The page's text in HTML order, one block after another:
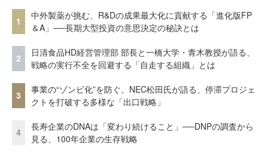
1
中外製薬が挑む、R&Dの成果最大化に貢献する「進化版FP
＆A」──長期大型投資の意思決定の秘訣とは
2
日清食品HD経営管理部 部長と一橋大学・青木教授が語る、
戦略の実行不全を回避する「自走する組織」とは
3
事業の“ゾンビ化”を防ぐ。NEC松田氏が語る、停滞プロジェ
クトを打破する多様な「出口戦略」
4
長寿企業のDNAは「変わり続けること」──DNPの調査から
見る、100年企業の生存戦略